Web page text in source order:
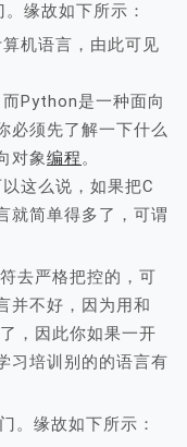
缘故如下所示：
机语言，由此可见
Python是一种面向
必须先了解一下什么
对象编程。
这么说，如果把C
就简单得多了，可谓
去严格把控的，可
并不好，因为用和
，因此你如果一开
习培训别的的语言有
。缘故如下所示：